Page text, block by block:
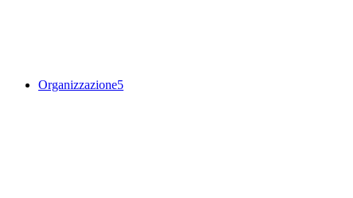
Organizzazione5